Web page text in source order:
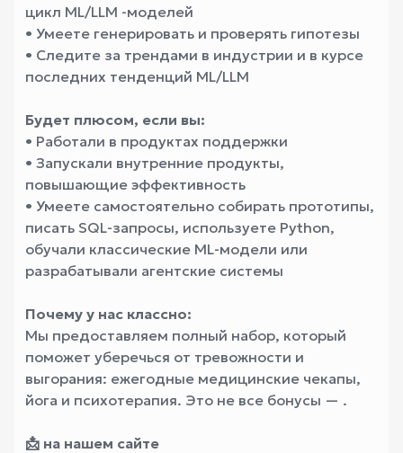
цикл ML/LLM -моделей
• Умеете генерировать и проверять гипотезы
• Следите за трендами в индустрии и в курсе
последних тенденций ML/LLM
Будет плюсом, если вы:
• Работали в продуктах поддержки
• Запускали внутренние продукты,
повышающие эффективность
• Умеете самостоятельно собирать прототипы,
писать SQL-запросы, используете Python,
обучали классические ML-модели или
разрабатывали агентские системы
Почему у нас классно:
Мы предоставляем полный набор, который
поможет уберечься от тревожности и
выгорания: ежегодные медицинские чекапы,
йога и психотерапия. Это не все бонусы — .
📩 на нашем сайте